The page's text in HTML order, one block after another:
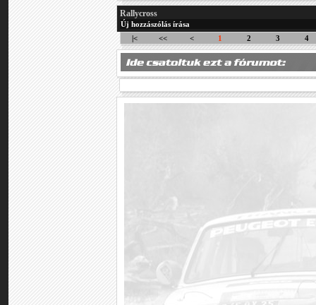
Rallycross
Új hozzászólás írása
|<
<< < 1 2 3 4